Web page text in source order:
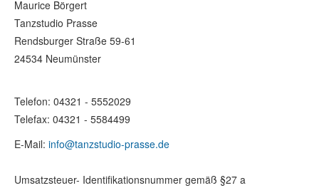
Maurice Börgert
Tanzstudio Prasse
Rendsburger Straße 59-61
24534 Neumünster
Telefon: 04321 - 5552029
Telefax: 04321 - 5584499
E-Mail: info@tanzstudio-prasse.de
Umsatzsteuer- Identifikationsnummer gemäß §27 a